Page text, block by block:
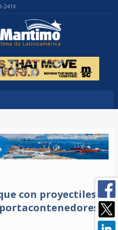
241X
con proyectiles